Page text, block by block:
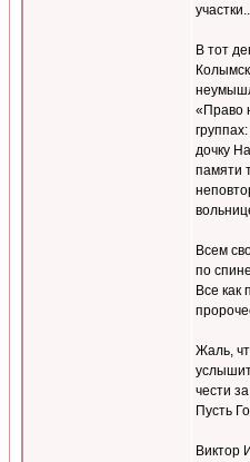
В тот
«Право
дочку
памяти
Всем
по
Все как
Жаль,
чести
Пусть
Виктор